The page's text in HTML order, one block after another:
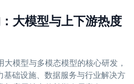
大模型与上下游热度
模型与多模态模型的核心研发，
基础设施、数据服务与行业解决方